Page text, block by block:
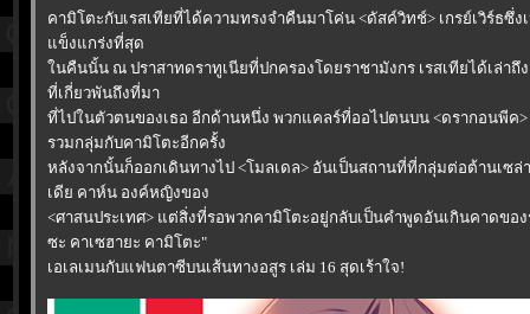
คามิโตะกับเรสเทียที่ได้ความทรงจำคืนมาโค่น <ดัสค์วิทช์> เกรย์เวิร์ธซึ่
ข็งแกร่งที่สุด
นคืนนั้น ณ ปราสาทดราทูเนียที่ปกครองโดยราชามังกร เรสเทียได้เล่าถึ
ที่เกี่ยวพันถึงที่มา
ที่ไปในตัวตนของเธอ อีกด้านหนึ่ง พวกแคลร์ที่ออไปตนบน <ดรากอนพีค
รวมกลุ่มกับคามิโตะอีกครั้ง
หลังจากนั้นก็ออกเดินทางไป <โมลเดล> อันเป็นสถานที่ที่กลุ่มต่อต้านเซล่
เดีย คาห์น องค์หญิงของ
<ศาสนประเทศ> แต่สิ่งที่รอพวกคามิโตะอยู่กลับเป็นคำพูดอันเกินคาดขอ
ซะ คาเซฮายะ คามิโตะ"
เอเลเมนกับแฟนตาซีบนเส้นทางอสูร เล่ม 16 สุดเร้าใจ!